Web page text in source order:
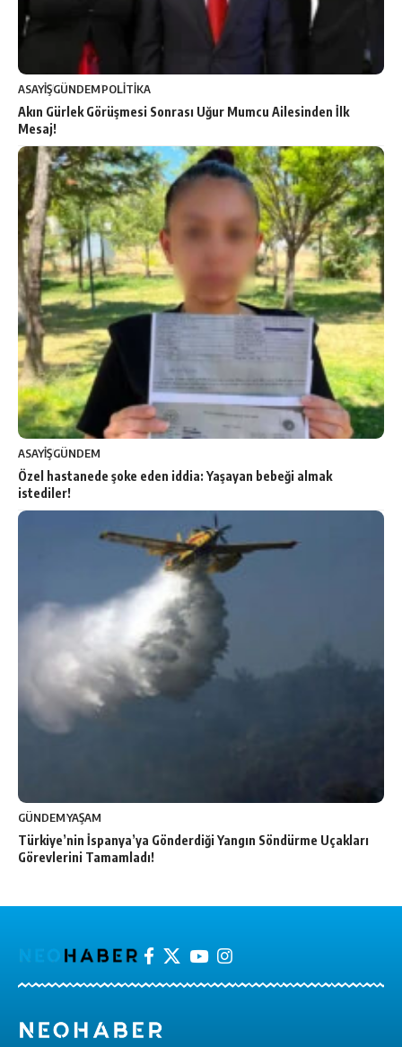
ASAYİŞGÜNDEMPOLİTİKA
Akın Gürlek Görüşmesi Sonrası Uğur Mumcu Ailesinden İlk
Mesaj!
ASAYİŞGÜNDEM
Özel hastanede şoke eden iddia: Yaşayan bebeği almak
istediler!
GÜNDEMYAŞAM
Türkiye’nin İspanya’ya Gönderdiği Yangın Söndürme Uçakları
Görevlerini Tamamladı!